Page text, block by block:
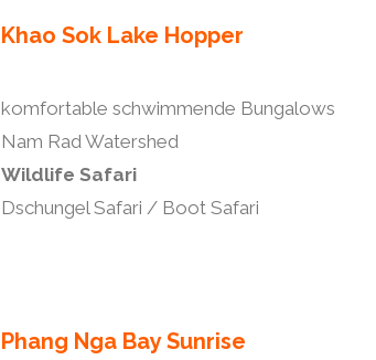
Khao Sok Lake Hopper
komfortable schwimmende Bungalows
Nam Rad Watershed
Wildlife Safari
Dschungel Safari / Boot Safari
Phang Nga Bay Sunrise